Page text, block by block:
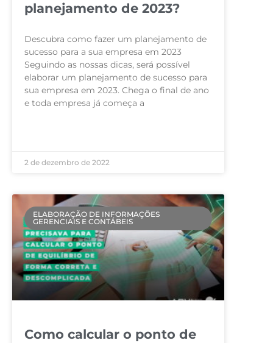
planejamento de 2023?
Descubra como fazer um planejamento de
sucesso para a sua empresa em 2023
Seguindo as nossas dicas, será possível
elaborar um planejamento de sucesso para
sua empresa em 2023. Chega o final de ano
e toda empresa já começa a
2 de dezembro de 2022
ELABORAÇÃO DE INFORMAÇÕES
GERENCIAIS E CONTÁBEIS
Como calcular o ponto de